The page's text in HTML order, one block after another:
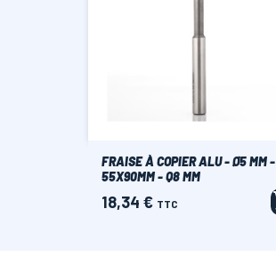
FRAISE À COPIER ALU - Ø5 MM -
55X90MM - Q8 MM
Prix
18,34 € TTC